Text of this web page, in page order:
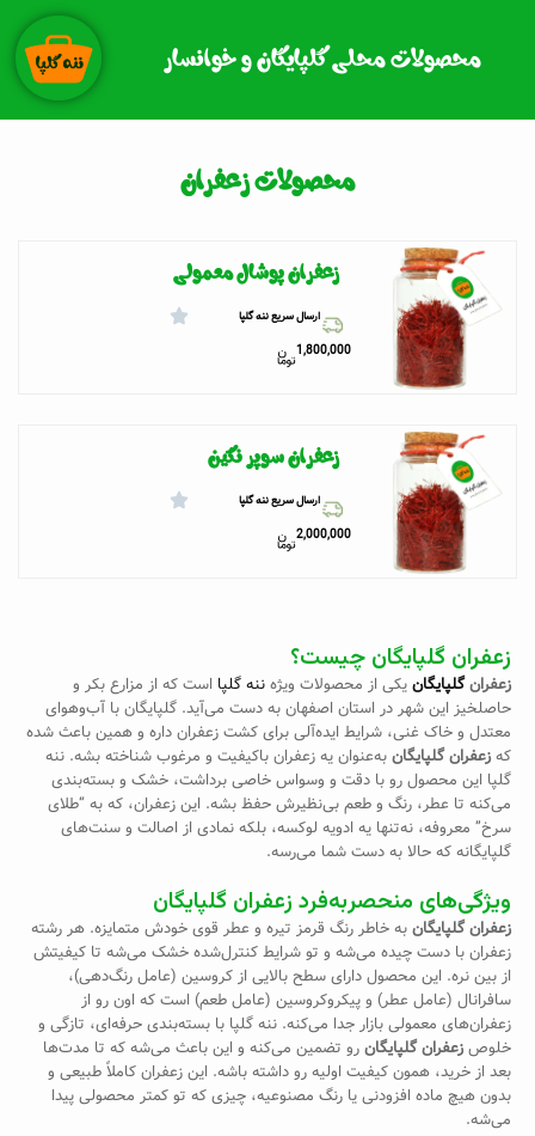
محصولات محلی گلپایگان و خوانسار
محصولات زعفران
زعفران پوشال معمولی
ارسال سریع ننه گلپا
1,800,000
زعفران سوپر نگین
ارسال سریع ننه گلپا
2,000,000
زعفران گلپایگان چیست؟
زعفرانگلپایگانیکی از محصولات ویژهننه گلپااست که از مزارع بکر و
حاصلخیز این شهر در استان اصفهان به دست می‌آید. گلپایگان با آب‌وهوای
معتدل و خاک غنی، شرایط ایده‌آلی برای کشت زعفران داره و همین باعث شده
کهزعفران گلپایگانبه‌عنوان یه زعفران باکیفیت و مرغوب شناخته بشه. ننه
گلپا این محصول رو با دقت و وسواس خاصی برداشت، خشک و بسته‌بندی
می‌کنه تا عطر، رنگ و طعم بی‌نظیرش حفظ بشه. این زعفران، که به “طلای
سرخ” معروفه، نه‌تنها یه ادویه لوکسه، بلکه نمادی از اصالت و سنت‌های
گلپایگانه که حالا به دست شما می‌رسه.
ویژگی‌های منحصربه‌فرد زعفران گلپایگان
زعفران گلپایگانبه خاطر رنگ قرمز تیره و عطر قوی خودش متمایزه. هر رشته
زعفران با دست چیده می‌شه و تو شرایط کنترل‌شده خشک می‌شه تا کیفیتش
از بین نره. این محصول دارای سطح بالایی از کروسین (عامل رنگ‌دهی)،
سافرانال (عامل عطر) و پیکروکروسین (عامل طعم) است که اون رو از
زعفران‌های معمولی بازار جدا می‌کنه. ننه گلپا با بسته‌بندی حرفه‌ای، تازگی و
خلوصزعفران گلپایگانرو تضمین می‌کنه و این باعث می‌شه که تا مدت‌ها
بعد از خرید، همون کیفیت اولیه رو داشته باشه. این زعفران کاملاً طبیعی و
بدون هیچ ماده افزودنی یا رنگ مصنوعیه، چیزی که تو کمتر محصولی پیدا
می‌شه.